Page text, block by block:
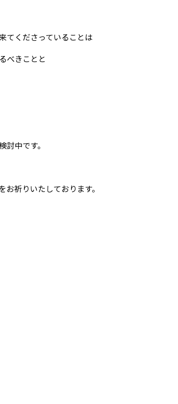
てくださっていることは
べきことと
中です。
祈りいたしております。